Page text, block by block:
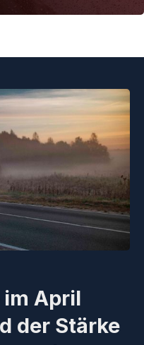
April
der Stärke